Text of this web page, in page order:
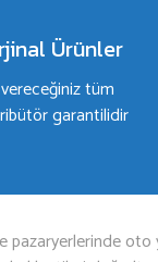
Ürünler
tüm
garantilidir
oto